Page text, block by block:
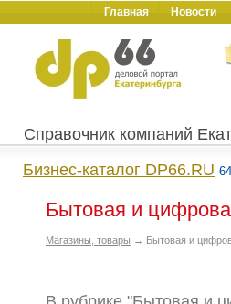
Главная Новости
Справочник компаний
Бизнес-каталог DP66.RU
Бытовая и
Магазины, товары → Бытовая и